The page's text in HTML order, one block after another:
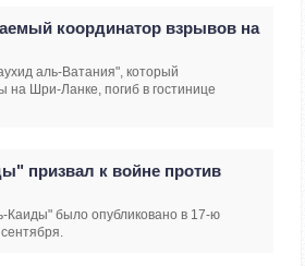
координатор взрывов на
аль-Ватания", который
на Шри-Ланке, погиб в гостинице
призвал к войне против
было опубликовано в 17-ю